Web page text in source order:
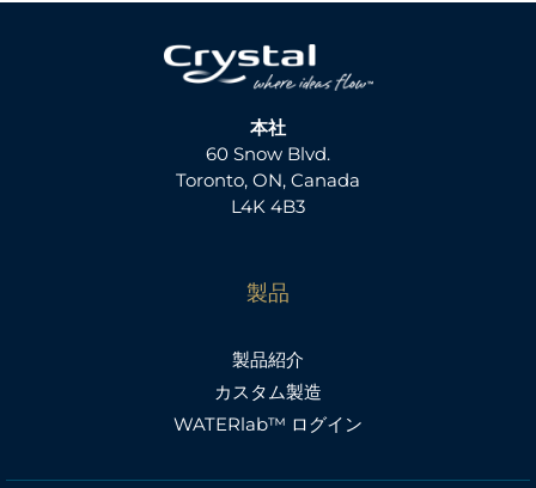
本社
60 Snow Blvd.
Toronto, ON, Canada
L4K 4B3
製品
製品紹介
カスタム製造
WATERlab™ ログイン